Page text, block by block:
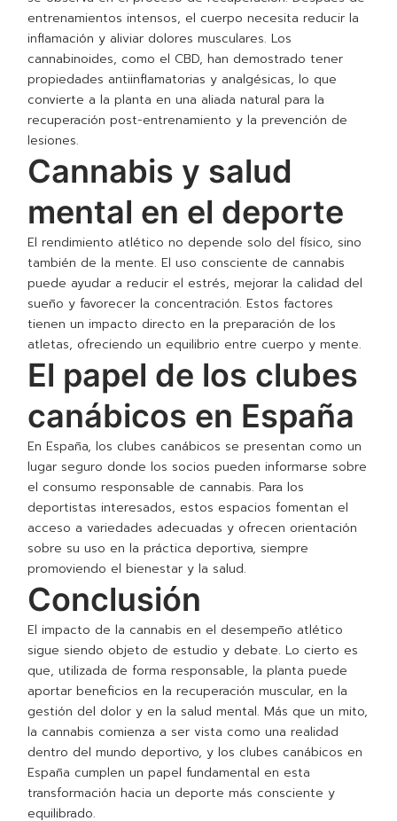
entrenamientos intensos, el cuerpo necesita reducir la
inflamación y aliviar dolores musculares. Los
cannabinoides, como el CBD, han demostrado tener
propiedades antiinflamatorias y analgésicas, lo que
convierte a la planta en una aliada natural para la
recuperación post-entrenamiento y la prevención de
lesiones.
Cannabis y salud
mental en el deporte
El rendimiento atlético no depende solo del físico, sino
también de la mente. El uso consciente de cannabis
puede ayudar a reducir el estrés, mejorar la calidad del
sueño y favorecer la concentración. Estos factores
tienen un impacto directo en la preparación de los
atletas, ofreciendo un equilibrio entre cuerpo y mente.
El papel de los clubes
canábicos en España
En España, los clubes canábicos se presentan como un
lugar seguro donde los socios pueden informarse sobre
el consumo responsable de cannabis. Para los
deportistas interesados, estos espacios fomentan el
acceso a variedades adecuadas y ofrecen orientación
sobre su uso en la práctica deportiva, siempre
promoviendo el bienestar y la salud.
Conclusión
El impacto de la cannabis en el desempeño atlético
sigue siendo objeto de estudio y debate. Lo cierto es
que, utilizada de forma responsable, la planta puede
aportar beneficios en la recuperación muscular, en la
gestión del dolor y en la salud mental. Más que un mito,
la cannabis comienza a ser vista como una realidad
dentro del mundo deportivo, y los clubes canábicos en
España cumplen un papel fundamental en esta
transformación hacia un deporte más consciente y
equilibrado.